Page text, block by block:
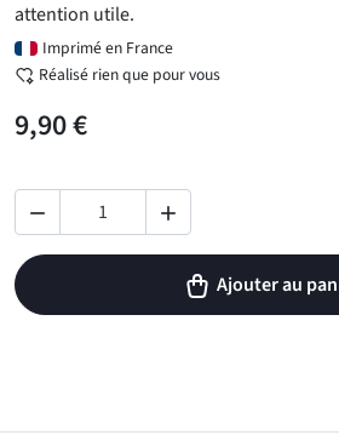
attention utile.
Imprimé en France
Réalisé rien que pour vous
9,90 €
 
Ajouter au